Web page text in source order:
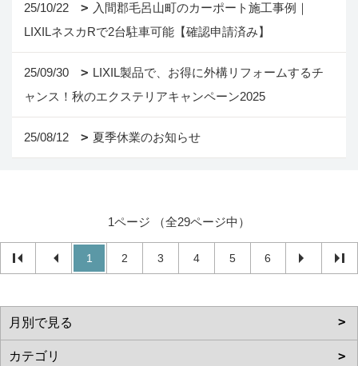
25/10/22
入間郡毛呂山町のカーポート施工事例｜
LIXILネスカRで2台駐車可能【確認申請済み】
25/09/30
LIXIL製品で、お得に外構リフォームするチ
ャンス！秋のエクステリアキャンペーン2025
25/08/12 夏季休業のお知らせ
1ページ （全29ページ中）
1 2 3 4 5 6